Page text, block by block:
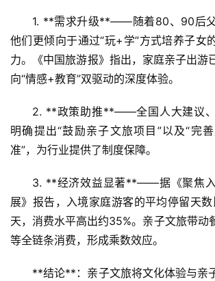
1. **需求升级**——随着80、90后父
他们更倾向于通过“玩+学”方式培养子女
力。《中国旅游报》指出，家庭亲子出游
向“情感+教育”双驱动的深度体验。
2. **政策助推**——全国人大建议
明确提出“鼓励亲子文旅项目”以及“完
准”，为行业提供了制度保障。
3. **经济效益显著**——据《聚焦
展》报告，入境家庭游客的平均停留天
天，消费水平高出约35%。亲子文旅带动
等全链条消费，形成乘数效应。
**结论**：亲子文旅将文化体验与亲